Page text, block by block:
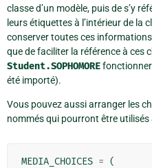
classe d’un modèle, puis de s’y
leurs étiquettes à l’intérieur de la
conserver toutes ces
que de faciliter la référence à ces
Student.SOPHOMORE
été importé).
Vous pouvez aussi arranger les
nommés qui pourront être utilisés
MEDIA_CHOICES = (